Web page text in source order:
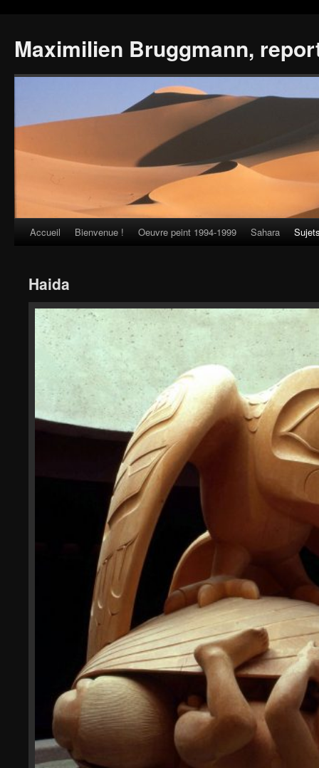
Maximilien Bruggmann,
Skip
content
Accueil Bienvenue ! Oeuvre peint 1994-1999 Sahara
Haida